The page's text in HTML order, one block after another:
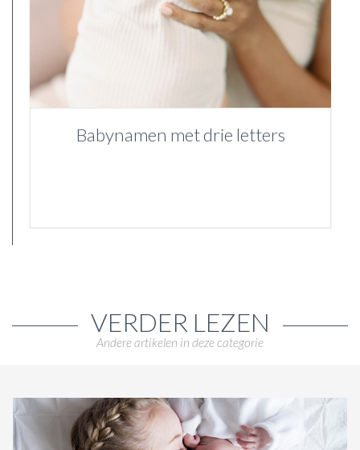
Babynamen met drie letters
VERDER LEZEN
Andere artikelen in deze categorie